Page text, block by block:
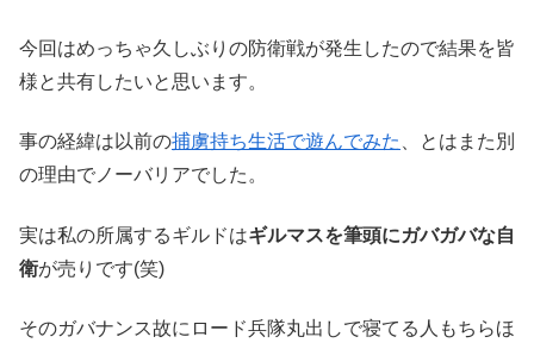
今回はめっちゃ久しぶりの防衛戦が発生したので結果を皆
様と共有したいと思います。
事の経緯は以前の捕虜持ち生活で遊んでみた 、とはまた別
の理由でノーバリアでした。
実は私の所属するギルドはギルマスを筆頭にガバガバな自
衛が売りです(笑)
そのガバナンス故にロード兵隊丸出しで寝てる人もちらほ